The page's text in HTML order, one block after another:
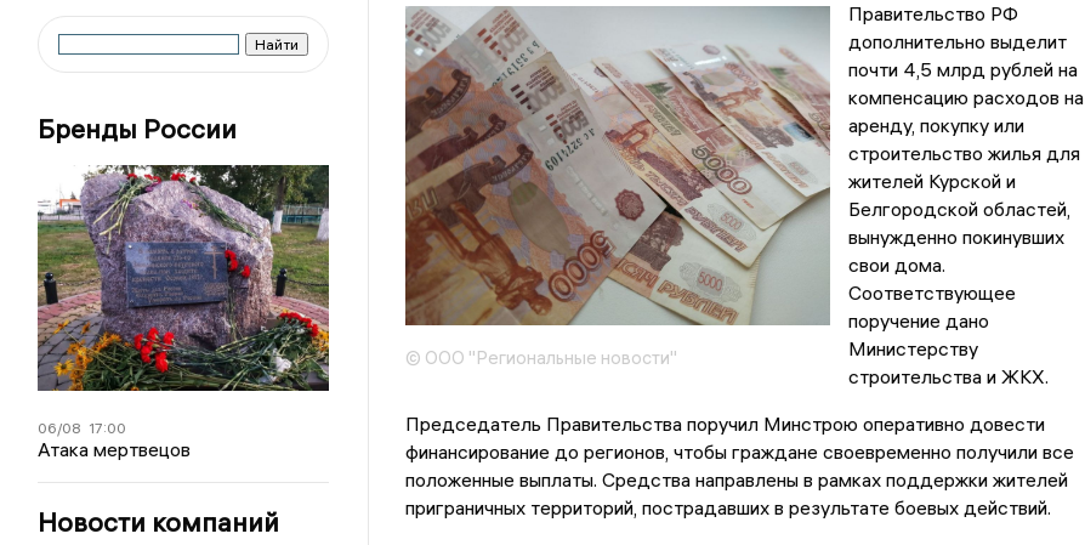
Бренды России
06/08 17:00
Атака мертвецов
Новости компаний
© ООО "Региональные новости"
Правительство РФ
дополнительно выделит
почти 4,5 млрд рублей на
компенсацию расходов на
аренду, покупку или
строительство жилья для
жителей Курской и
Белгородской областей,
вынужденно покинувших
свои дома.
Соответствующее
поручение дано
Министерству
строительства и ЖКХ.
Председатель Правительства поручил Минстрою оперативно довести
финансирование до регионов, чтобы граждане своевременно получили все
положенные выплаты. Средства направлены в рамках поддержки жителей
приграничных территорий, пострадавших в результате боевых действий.